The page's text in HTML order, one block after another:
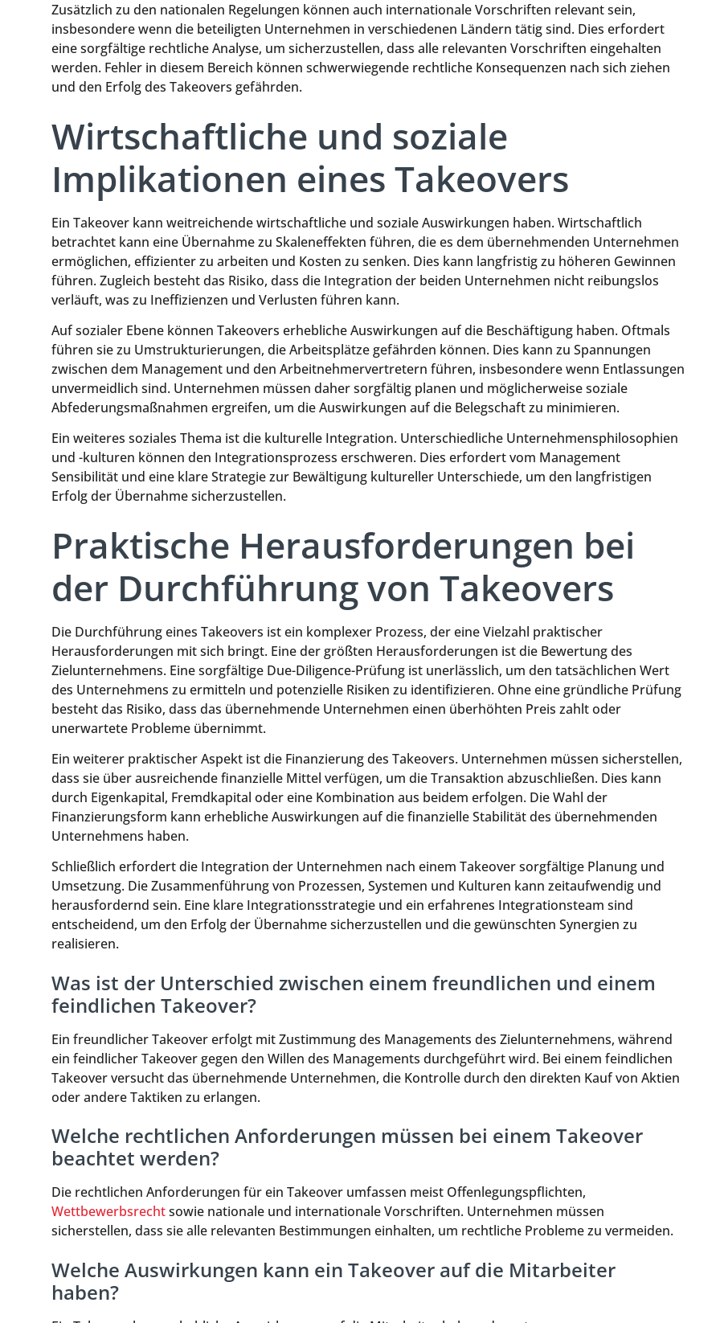
Zusätzlich zu den nationalen Regelungen können auch internationale Vorschriften relevant sein,
insbesondere wenn die beteiligten Unternehmen in verschiedenen Ländern tätig sind. Dies erfordert
eine sorgfältige rechtliche Analyse, um sicherzustellen, dass alle relevanten Vorschriften eingehalten
werden. Fehler in diesem Bereich können schwerwiegende rechtliche Konsequenzen nach sich ziehen
und den Erfolg des Takeovers gefährden.
Wirtschaftliche und soziale
Implikationen eines Takeovers
Ein Takeover kann weitreichende wirtschaftliche und soziale Auswirkungen haben. Wirtschaftlich
betrachtet kann eine Übernahme zu Skaleneffekten führen, die es dem übernehmenden Unternehmen
ermöglichen, effizienter zu arbeiten und Kosten zu senken. Dies kann langfristig zu höheren Gewinnen
führen. Zugleich besteht das Risiko, dass die Integration der beiden Unternehmen nicht reibungslos
verläuft, was zu Ineffizienzen und Verlusten führen kann.
Auf sozialer Ebene können Takeovers erhebliche Auswirkungen auf die Beschäftigung haben. Oftmals
führen sie zu Umstrukturierungen, die Arbeitsplätze gefährden können. Dies kann zu Spannungen
zwischen dem Management und den Arbeitnehmervertretern führen, insbesondere wenn Entlassungen
unvermeidlich sind. Unternehmen müssen daher sorgfältig planen und möglicherweise soziale
Abfederungsmaßnahmen ergreifen, um die Auswirkungen auf die Belegschaft zu minimieren.
Ein weiteres soziales Thema ist die kulturelle Integration. Unterschiedliche Unternehmensphilosophien
und -kulturen können den Integrationsprozess erschweren. Dies erfordert vom Management
Sensibilität und eine klare Strategie zur Bewältigung kultureller Unterschiede, um den langfristigen
Erfolg der Übernahme sicherzustellen.
Praktische Herausforderungen bei
der Durchführung von Takeovers
Die Durchführung eines Takeovers ist ein komplexer Prozess, der eine Vielzahl praktischer
Herausforderungen mit sich bringt. Eine der größten Herausforderungen ist die Bewertung des
Zielunternehmens. Eine sorgfältige Due-Diligence-Prüfung ist unerlässlich, um den tatsächlichen Wert
des Unternehmens zu ermitteln und potenzielle Risiken zu identifizieren. Ohne eine gründliche Prüfung
besteht das Risiko, dass das übernehmende Unternehmen einen überhöhten Preis zahlt oder
unerwartete Probleme übernimmt.
Ein weiterer praktischer Aspekt ist die Finanzierung des Takeovers. Unternehmen müssen sicherstellen,
dass sie über ausreichende finanzielle Mittel verfügen, um die Transaktion abzuschließen. Dies kann
durch Eigenkapital, Fremdkapital oder eine Kombination aus beidem erfolgen. Die Wahl der
Finanzierungsform kann erhebliche Auswirkungen auf die finanzielle Stabilität des übernehmenden
Unternehmens haben.
Schließlich erfordert die Integration der Unternehmen nach einem Takeover sorgfältige Planung und
Umsetzung. Die Zusammenführung von Prozessen, Systemen und Kulturen kann zeitaufwendig und
herausfordernd sein. Eine klare Integrationsstrategie und ein erfahrenes Integrationsteam sind
entscheidend, um den Erfolg der Übernahme sicherzustellen und die gewünschten Synergien zu
realisieren.
Was ist der Unterschied zwischen einem freundlichen und einem
feindlichen Takeover?
Ein freundlicher Takeover erfolgt mit Zustimmung des Managements des Zielunternehmens, während
ein feindlicher Takeover gegen den Willen des Managements durchgeführt wird. Bei einem feindlichen
Takeover versucht das übernehmende Unternehmen, die Kontrolle durch den direkten Kauf von Aktien
oder andere Taktiken zu erlangen.
Welche rechtlichen Anforderungen müssen bei einem Takeover
beachtet werden?
Die rechtlichen Anforderungen für ein Takeover umfassen meist Offenlegungspflichten,
Wettbewerbsrechtsowie nationale und internationale Vorschriften. Unternehmen müssen
sicherstellen, dass sie alle relevanten Bestimmungen einhalten, um rechtliche Probleme zu vermeiden.
Welche Auswirkungen kann ein Takeover auf die Mitarbeiter
haben?